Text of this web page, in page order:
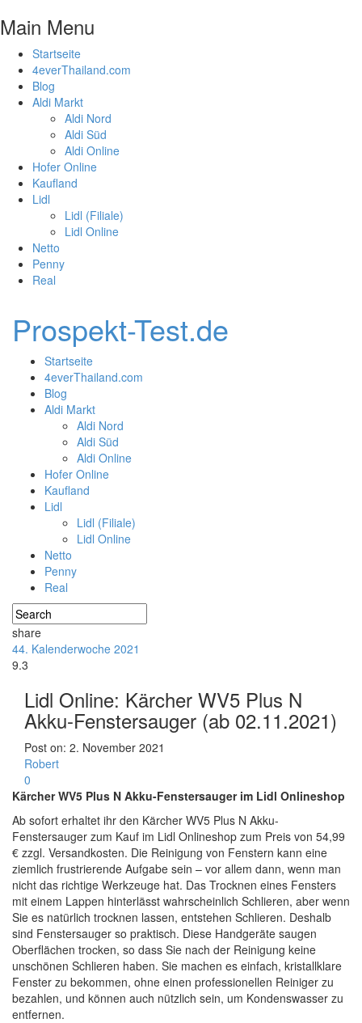
Main Menu
Startseite
4everThailand.com
Blog
Aldi Markt
Aldi Nord
Aldi Süd
Aldi Online
Hofer Online
Kaufland
Lidl
Lidl (Filiale)
Lidl Online
Netto
Penny
Real
Prospekt-Test.de
Startseite
4everThailand.com
Blog
Aldi Markt
Aldi Nord
Aldi Süd
Aldi Online
Hofer Online
Kaufland
Lidl
Lidl (Filiale)
Lidl Online
Netto
Penny
Real
share
44. Kalenderwoche 2021
9.3
Lidl Online: Kärcher WV5 Plus N
Akku-Fenstersauger (ab 02.11.2021)
Post on: 2. November 2021
Robert
0
Kärcher WV5 Plus N Akku-Fenstersauger im Lidl Onlineshop
Ab sofort erhaltet ihr den Kärcher WV5 Plus N Akku-
Fenstersauger zum Kauf im Lidl Onlineshop zum Preis von 54,99
€ zzgl. Versandkosten. Die Reinigung von Fenstern kann eine
ziemlich frustrierende Aufgabe sein – vor allem dann, wenn man
nicht das richtige Werkzeuge hat. Das Trocknen eines Fensters
mit einem Lappen hinterlässt wahrscheinlich Schlieren, aber wenn
Sie es natürlich trocknen lassen, entstehen Schlieren. Deshalb
sind Fenstersauger so praktisch. Diese Handgeräte saugen
Oberflächen trocken, so dass Sie nach der Reinigung keine
unschönen Schlieren haben. Sie machen es einfach, kristallklare
Fenster zu bekommen, ohne einen professionellen Reiniger zu
bezahlen, und können auch nützlich sein, um Kondenswasser zu
entfernen.